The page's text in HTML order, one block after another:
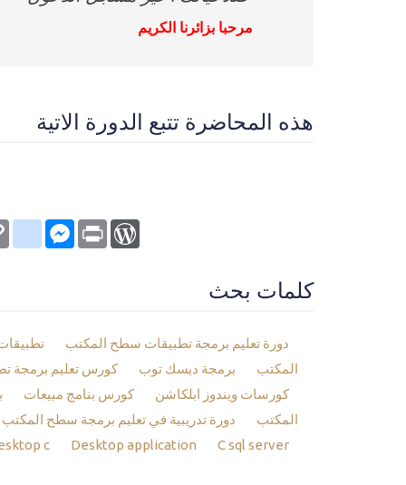
مرحبا بزائرنا الكريم
هذه المحاضرة تتبع الدورة الاتية
Messenger Print
WordPress
كلمات بحث
دورة تعليم برمجة تطبيقات سطح المكتب
المكتب
برمجة ديسك توب كورس تعليم برمجة
كورسات ويندوز ابلكاشن
كورس بنامج مبيعات
المكتب
دورة تدريبية في تعليم برمجة سطح المكتب
c Desktop application C sql server